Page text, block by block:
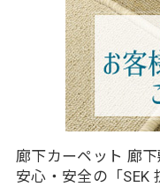
廊下カーペット 廊
安心・安全の「SEK